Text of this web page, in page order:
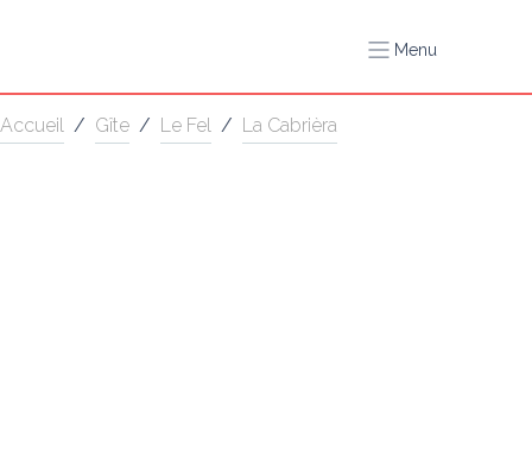
Menu
Accueil / Gîte / Le Fel / La Cabrièra